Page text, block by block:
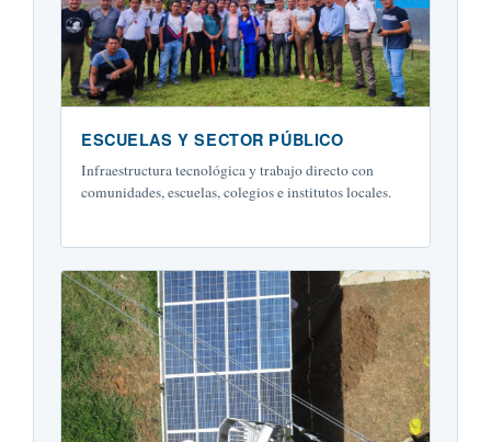
ESCUELAS Y SECTOR PÚBLICO
Infraestructura tecnológica y trabajo directo con
comunidades, escuelas, colegios e institutos locales.